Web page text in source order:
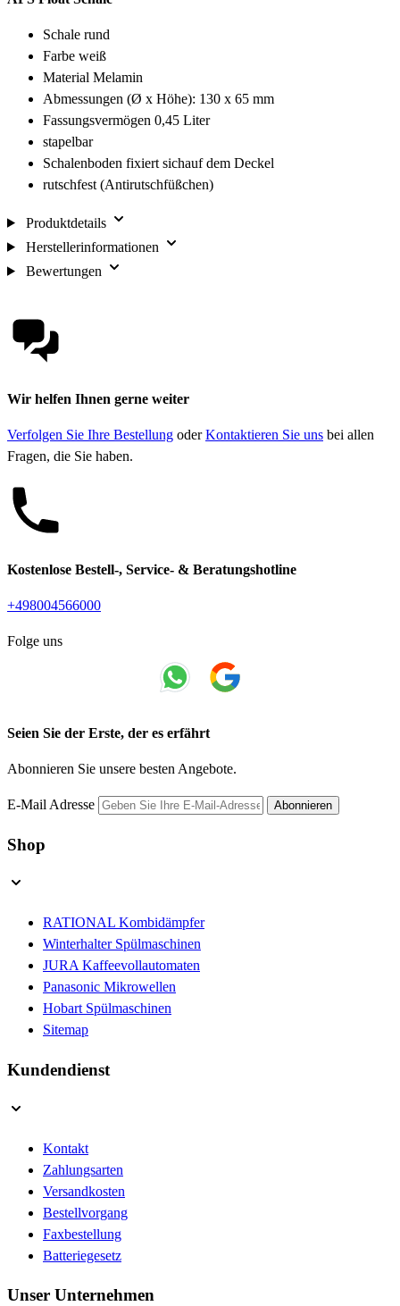
Schale rund
Farbe weiß
Material Melamin
Abmessungen (Ø x Höhe): 130 x 65 mm
Fassungsvermögen 0,45 Liter
stapelbar
Schalenboden fixiert sichauf dem Deckel
rutschfest (Antirutschfüßchen)
Produktdetails
Herstellerinformationen
Bewertungen
Wir helfen Ihnen gerne weiter
Verfolgen Sie Ihre Bestellung oderKontaktieren Sie uns bei allen
Fragen, die Sie haben.
Kostenlose Bestell-, Service- & Beratungshotline
+498004566000
Folge uns
Seien Sie der Erste, der es erfährt
Abonnieren Sie unsere besten Angebote.
E-Mail Adresse Abonnieren
Shop
RATIONAL Kombidämpfer
Winterhalter Spülmaschinen
JURA Kaffeevollautomaten
Panasonic Mikrowellen
Hobart Spülmaschinen
Sitemap
Kundendienst
Kontakt
Zahlungsarten
Versandkosten
Bestellvorgang
Faxbestellung
Batteriegesetz
Unser Unternehmen